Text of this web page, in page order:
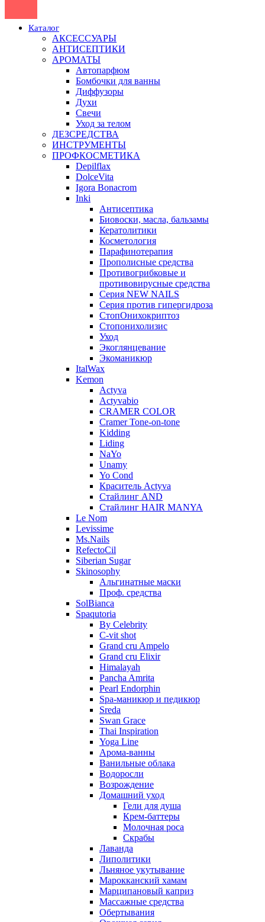
Каталог
АКСЕССУАРЫ
АНТИСЕПТИКИ
АРОМАТЫ
Автопарфюм
Бомбочки для ванны
Диффузоры
Духи
Свечи
Уход за телом
ДЕЗСРЕДСТВА
ИНСТРУМЕНТЫ
ПРОФКОСМЕТИКА
Depilflax
DolceVita
Igora Bonacrom
Inki
Антисептика
Биовоски, масла, бальзамы
Кератолитики
Косметология
Парафинотерапия
Прополисные средства
Противогрибковые и
противовирусные средства
Серия NEW NAILS
Серия против гипергидроза
СтопОнихокриптоз
Стопонихолизис
Уход
Экоглянцевание
Экоманикюр
ItalWax
Kemon
Actyva
Actyvabio
CRAMER COLOR
Cramer Tone-on-tone
Kidding
Liding
NaYo
Unamy
Yo Cond
Краситель Actyva
Стайлинг AND
Стайлинг HAIR MANYA
Le Nom
Levissime
Ms.Nails
RefectoCil
Siberian Sugar
Skinosophy
Альгинатные маски
Проф. средства
SolBianca
Spaqutoria
By Celebrity
C-vit shot
Grand cru Ampelo
Grand сru Elixir
Himalayah
Pancha Amrita
Pearl Endorphin
Spa-маникюр и педикюр
Sreda
Swan Grace
Thai Inspiration
Yoga Line
Арома-ванны
Ванильные облака
Водоросли
Возрождение
Домашний уход
Гели для душа
Крем-баттеры
Молочная роса
Скрабы
Лаванда
Липолитики
Льняное укутывание
Марокканский хамам
Марципановый каприз
Массажные средства
Обертывания